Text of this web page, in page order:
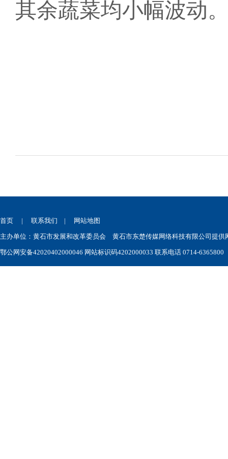
其余蔬菜均小幅波动
首页 | 联系我们 | 网站地图
主办单位：黄石市发展和改革委员会 黄石市东楚传媒网络科技有限公司提供
鄂公网安备42020402000046 网站标识码4202000033 联系电话 0714-6365800